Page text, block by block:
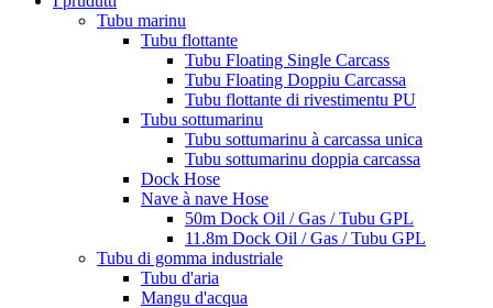
Tubu marinu
Tubu flottante
Tubu Floating Single Carcass
Tubu Floating Doppiu Carcassa
Tubu flottante di rivestimentu PU
Tubu sottumarinu
Tubu sottumarinu à carcassa unica
Tubu sottumarinu doppia carcassa
Dock Hose
Nave à nave Hose
50m Dock Oil / Gas / Tubu GPL
11.8m Dock Oil / Gas / Tubu GPL
Tubu di gomma industriale
Tubu d'aria
Mangu d'acqua